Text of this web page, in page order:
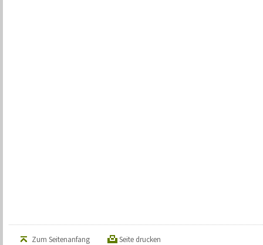
Zum Seitenanfang Seite drucken